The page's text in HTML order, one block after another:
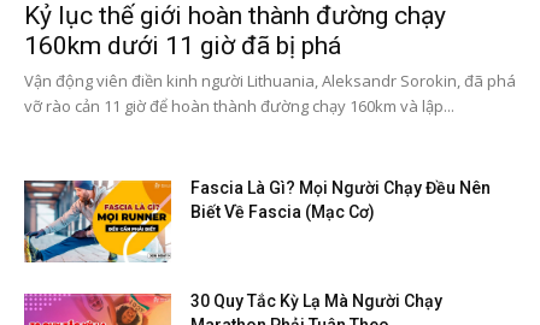
Kỷ lục thế giới hoàn thành đường chạy
160km dưới 11 giờ đã bị phá
Vận động viên điền kinh người Lithuania, Aleksandr Sorokin, đã phá
vỡ rào cản 11 giờ để hoàn thành đường chạy 160km và lập...
Fascia Là Gì? Mọi Người Chạy Đều Nên
Biết Về Fascia (Mạc Cơ)
30 Quy Tắc Kỳ Lạ Mà Người Chạy